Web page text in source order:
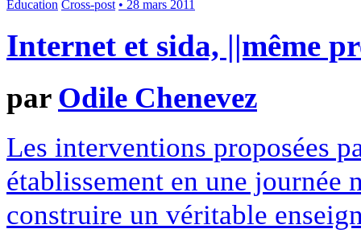
Education Cross-post • 28 mars 2011
Internet et sida, ||même
par Odile Chenevez
Les interventions proposées
établissement en une journée
construire un véritable